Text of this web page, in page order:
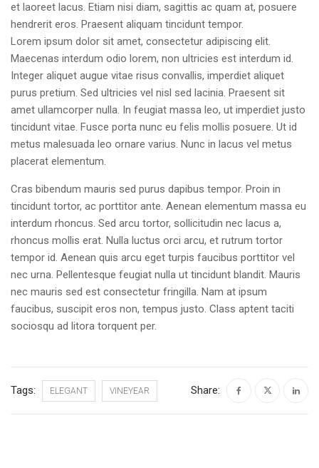
et laoreet lacus. Etiam nisi diam, sagittis ac quam at, posuere
hendrerit eros. Praesent aliquam tincidunt tempor.
Lorem ipsum dolor sit amet, consectetur adipiscing elit.
Maecenas interdum odio lorem, non ultricies est interdum id.
Integer aliquet augue vitae risus convallis, imperdiet aliquet
purus pretium. Sed ultricies vel nisl sed lacinia. Praesent sit
amet ullamcorper nulla. In feugiat massa leo, ut imperdiet justo
tincidunt vitae. Fusce porta nunc eu felis mollis posuere. Ut id
metus malesuada leo ornare varius. Nunc in lacus vel metus
placerat elementum.
Cras bibendum mauris sed purus dapibus tempor. Proin in
tincidunt tortor, ac porttitor ante. Aenean elementum massa eu
interdum rhoncus. Sed arcu tortor, sollicitudin nec lacus a,
rhoncus mollis erat. Nulla luctus orci arcu, et rutrum tortor
tempor id. Aenean quis arcu eget turpis faucibus porttitor vel
nec urna. Pellentesque feugiat nulla ut tincidunt blandit. Mauris
nec mauris sed est consectetur fringilla. Nam at ipsum
faucibus, suscipit eros non, tempus justo. Class aptent taciti
sociosqu ad litora torquent per.
Tags: ELEGANT VINEYEAR Share: